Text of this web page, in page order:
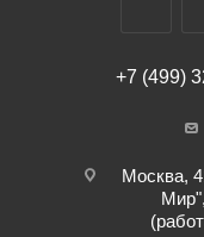
+7 (499)
Москва,